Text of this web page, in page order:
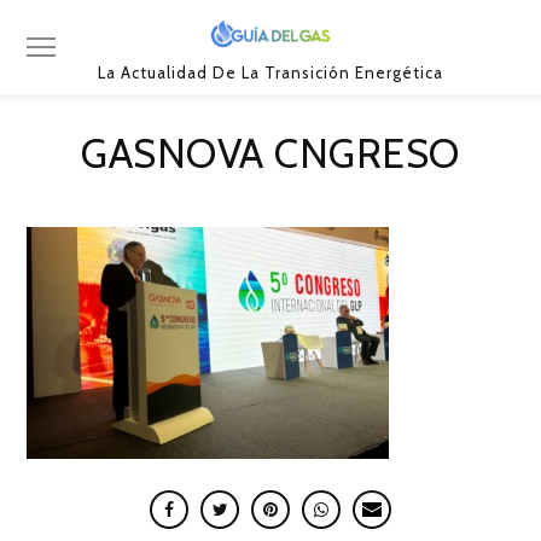
La Actualidad De La Transición Energética
GASNOVA CNGRESO